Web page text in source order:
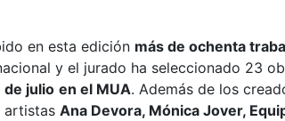
en esta edición más de ochenta
y el jurado ha seleccionado 23
de julio en el MUA. Además de los
artistas Ana Devora, Mónica Jover,